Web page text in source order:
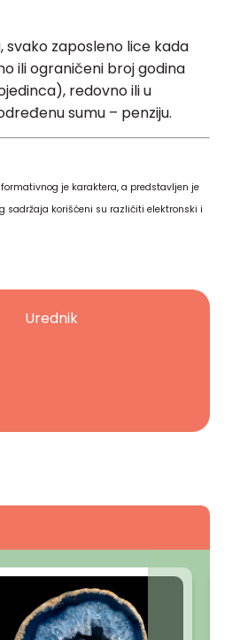
zaposleno lice kada
ili ograničeni broj godina
redovno ili u
sumu – penziju.
je karaktera, a predstavljen je
sadržaja korišćeni su različiti elektronski i
Urednik